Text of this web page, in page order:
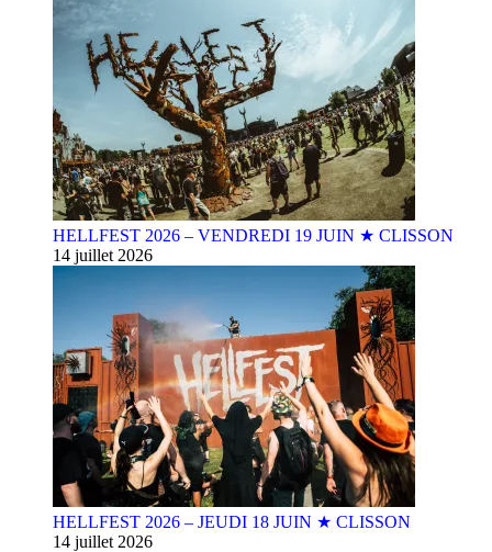
HELLFEST 2026 – VENDREDI 19 JUIN ★ CLISSON
14 juillet 2026
HELLFEST 2026 – JEUDI 18 JUIN ★ CLISSON
14 juillet 2026